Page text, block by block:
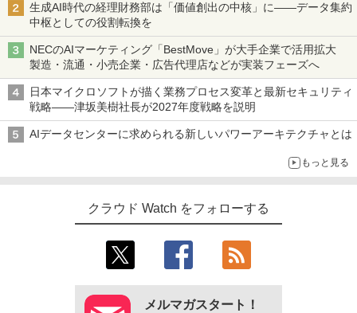
生成AI時代の経理財務部は「価値創出の中核」に――データ集約
中枢としての役割転換を
NECのAIマーケティング「BestMove」が大手企業で活用拡大
製造・流通・小売企業・広告代理店などが実装フェーズへ
日本マイクロソフトが描く業務プロセス変革と最新セキュリティ
戦略――津坂美樹社長が2027年度戦略を説明
AIデータセンターに求められる新しいパワーアーキテクチャとは
もっと見る
クラウド Watch をフォローする
メルマガスタート！